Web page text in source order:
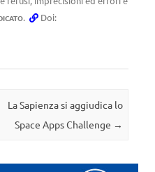
. Doi:
La Sapienza si aggiudica lo
Space Apps Challenge →